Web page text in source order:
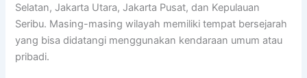
Selatan, Jakarta Utara, Jakarta Pusat, dan Kepulauan
Seribu. Masing-masing wilayah memiliki tempat bersejarah
yang bisa didatangi menggunakan kendaraan umum atau
pribadi.